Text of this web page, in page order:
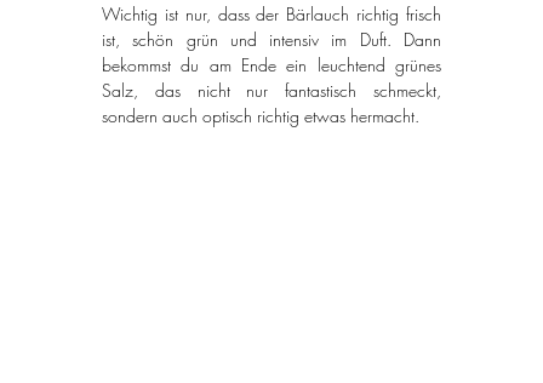
Wichtig ist nur, dass der Bärlauch richtig frisch
ist, schön grün und intensiv im Duft. Dann
bekommst du am Ende ein leuchtend grünes
Salz, das nicht nur fantastisch schmeckt,
sondern auch optisch richtig etwas hermacht.